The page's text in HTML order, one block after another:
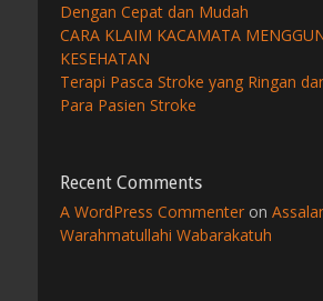
Dengan Cepat dan Mudah
CARA KLAIM KACAMATA
KESEHATAN
Terapi Pasca Stroke yang Ringan
Para Pasien Stroke
Recent Comments
A WordPress Commenter on
Warahmatullahi Wabarakatuh